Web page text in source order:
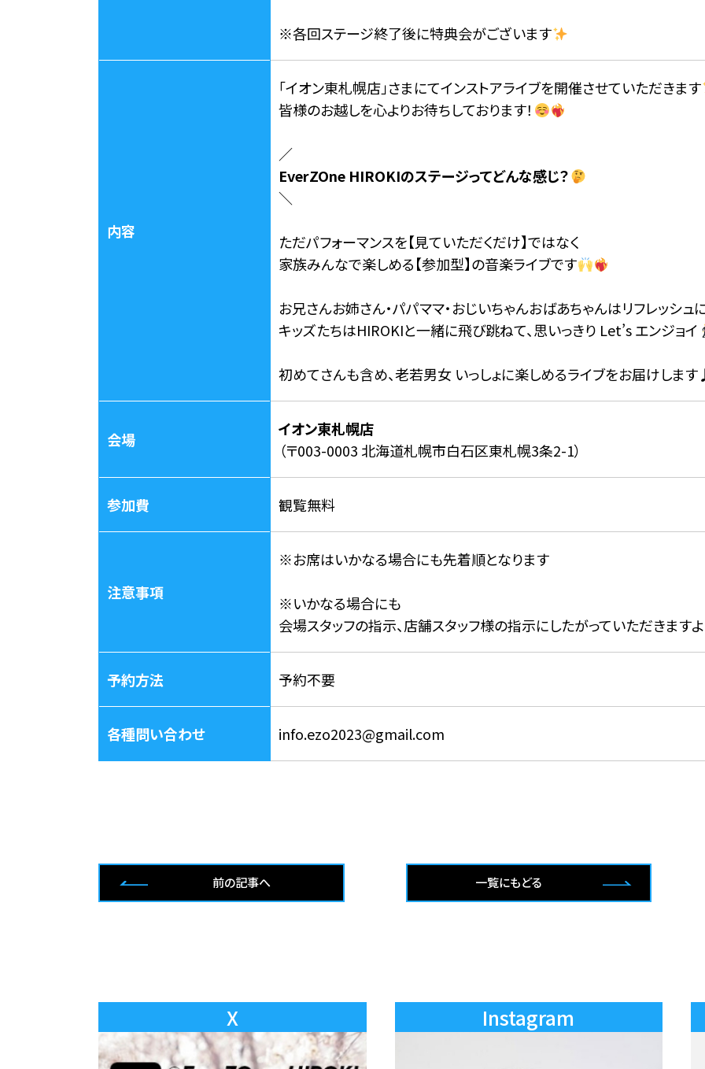
※各回ステージ終了後に特典会がございます
内容
「イオン東札幌店」さまにてインストアライブを開催させていただきます
皆様のお越しを心よりお待ちしております！
／
EverZOne HIROKIのステージってどんな感じ？
＼
ただパフォーマンスを【見ていただくだけ】ではなく
家族みんなで楽しめる【参加型】の音楽ライブです
お兄さんお姉さん・パパママ・おじいちゃんおばあちゃんはリフレッシュ
キッズたちはHIROKIと一緒に飛び跳ねて、思いっきり Let’s エンジョイ
初めてさんも含め、老若男女 いっしょに楽しめるライブをお届けしま
会場
イオン東札幌店
（〒003-0003 北海道札幌市白石区東札幌3条2-1）
参加費 観覧無料
注意事項
※お席はいかなる場合にも先着順となります
※いかなる場合にも
会場スタッフの指示、店舗スタッフ様の指示にしたがっていただきます
予約方法 予約不要
各種問い合わせ info.ezo2023@gmail.com
前の記事へ 一覧にもどる
X Instagram